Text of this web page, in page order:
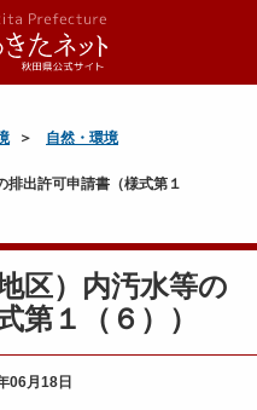
自然・環境
排出許可申請書（様式第１
区）内汚水等の
第１（６））
06月18日